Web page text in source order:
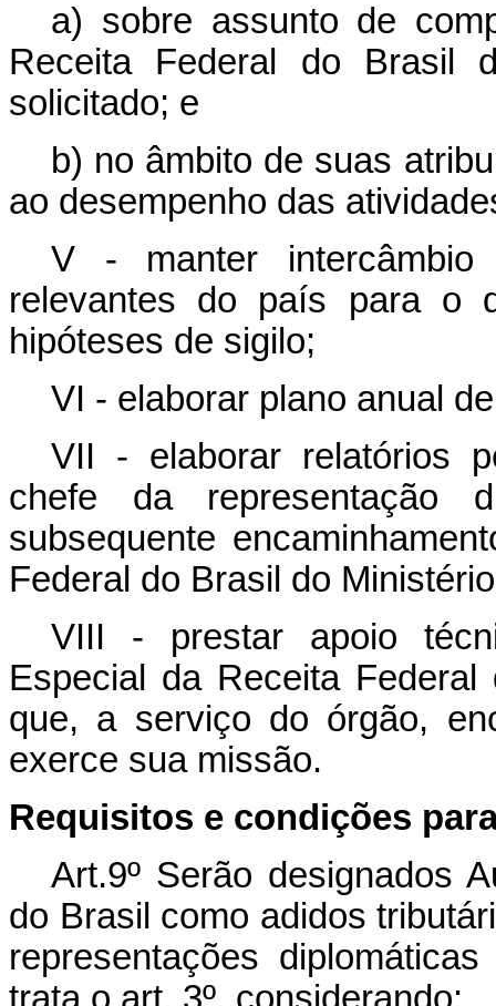
a) sobre assunto de
Receita Federal do Brasil
solicitado; e
b) no âmbito de suas
ao desempenho das
V - manter
relevantes do país para o
hipóteses de sigilo;
VI - elaborar plano anual
VII - elaborar relatórios
chefe da representação
subsequente
Federal do Brasil do
VIII - prestar apoio
Especial da Receita
que, a serviço do órgão,
exerce sua missão.
Requisitos e condições
Art.9º Serão designados
do Brasil como adidos
representações